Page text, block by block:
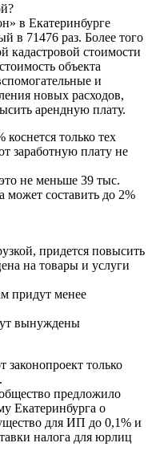
в Екатеринбурге
в 71476 раз. Более того
кадастровой стоимости
объекта
и
новых расходов,
арендную плату.
только тех
заработную плату не
не меньше 39 тыс.
может составить до 2%
придется повысить
на товары и услуги
придут менее
вынуждены
законопроект только
предложило
Екатеринбурга о
для ИП до 0,1% и
налога для юрлиц